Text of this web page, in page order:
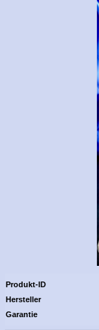
Produkt-ID
Hersteller
Garantie